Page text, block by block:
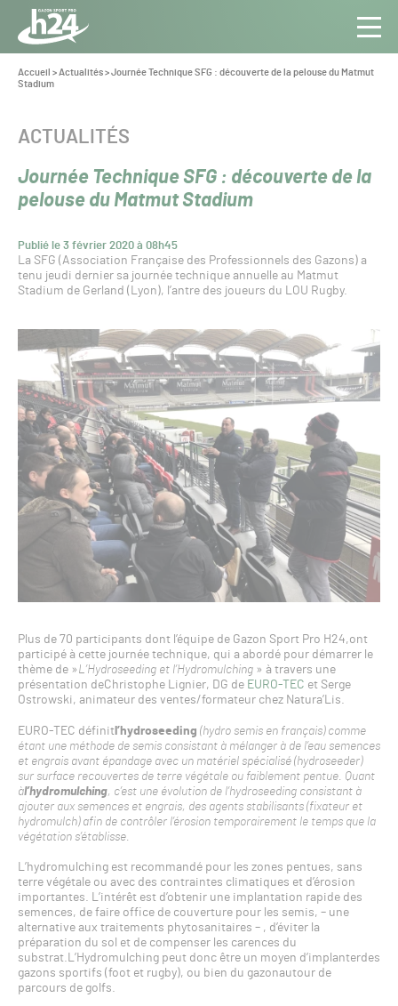
Panneau de gestion des cookies
Aller au contenu
Toute
l’info
du Gazon
Vous
êtes
Accueil >Actualités>Journée Technique SFG : découverte de la pelouse du Matmut
Stadium
Journée Technique SFG : découverte de la
pelouse du Matmut Stadium
Publié le 3 février 2020 à 08h45
CATÉGORIE :
ACTUALITÉS
La SFG (Association Française des Professionnels des Gazons) a
tenu jeudi dernier sa journée technique annuelle au Matmut
Stadium de Gerland (Lyon), l’antre des joueurs du LOU Rugby.
Plus de 70 participants dont l’équipe de Gazon Sport Pro H24,ont
participé à cette journée technique, qui a abordé pour démarrer le
thème de » L’Hydroseeding et l’Hydromulching» à travers une
présentation deChristophe Lignier, DG de EURO-TEC et Serge
Ostrowski, animateur des ventes/formateur chez Natura’Lis.
EURO-TEC définitl’hydroseeding (hydro semis en français) comme
étant une méthode de semis consistant à mélanger à de l’eau semences
et engrais avant épandage avec un matériel spécialisé (hydroseeder)
sur surface recouvertes de terre végétale ou faiblement pentue. Quant
àl’hydromulching, c’est une évolution de l’hydroseeding consistant à
ajouter aux semences et engrais, des agents stabilisants (fixateur et
hydromulch) afin de contrôler l’érosion temporairement le temps que la
végétation s’établisse.
L’hydromulching est recommandé pour les zones pentues, sans
terre végétale ou avec des contraintes climatiques et d’érosion
importantes. L’intérêt est d’obtenir une implantation rapide des
semences, de faire office de couverture pour les semis, – une
alternative aux traitements phytosanitaires – , d’éviter la
préparation du sol et de compenser les carences du
substrat.L’Hydromulching peut donc être un moyen d’implanterdes
gazons sportifs (foot et rugby), ou bien du gazonautour de
parcours de golfs.